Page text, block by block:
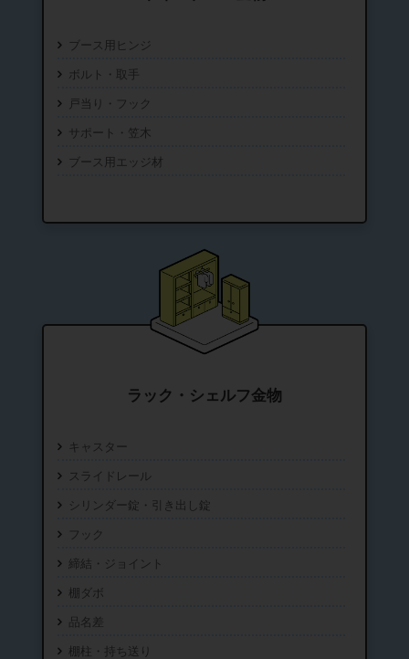
ブース用ヒンジ
ボルト・取手
戸当り・フック
サポート・笠木
ブース用エッジ材
ラック・シェルフ金物
キャスター
スライドレール
シリンダー錠・引き出し錠
フック
締結・ジョイント
棚ダボ
品名差
棚柱・持ち送り